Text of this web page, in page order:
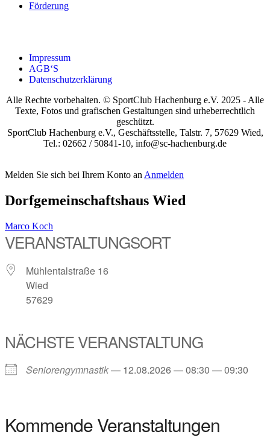
För­de­rung
Impres­sum
AGB‘S
Daten­schutz­er­klä­rung
Alle Rechte vorbehalten. © SportClub Hachenburg e.V. 2025 - Alle
Texte, Fotos und grafischen Gestaltungen sind urheberrechtlich
geschützt.
SportClub Hachenburg e.V., Geschäftsstelle, Talstr. 7, 57629 Wied,
Tel.: 02662 / 50841-10, info@sc-hachenburg.de
Melden Sie sich bei Ihrem Konto an Anmelden
Dorf­ge­mein­schafts­haus Wied
Marco Koch
VER­AN­STAL­TUNGS­ORT
Müh­len­tal­stra­ße 16
Wied
57629
NÄCHS­TE VER­AN­STAL­TUNG
Senio­ren­gym­nas­tik— 12.08.2026 — 08:30 — 09:30
Kom­men­de Ver­an­stal­tun­gen